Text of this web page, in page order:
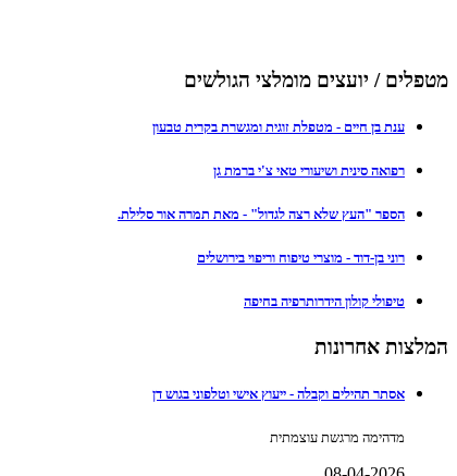
מטפלים / יועצים מומלצי הגולשים
ענת בן חיים - מטפלת זוגית ומגשרת בקרית טבעון
רפואה סינית ושיעורי טאי צ'י ברמת גן
הספר "העץ שלא רצה לגדול" - מאת תמרה אור סלילת.
רוני בן-דוד - מוצרי טיפוח וריפוי בירושלים
טיפולי קולון הידרותרפיה בחיפה
המלצות אחרונות
אסתר תהילים וקבלה - ייעוץ אישי וטלפוני בגוש דן
מדהימה מרגשת עוצמתית